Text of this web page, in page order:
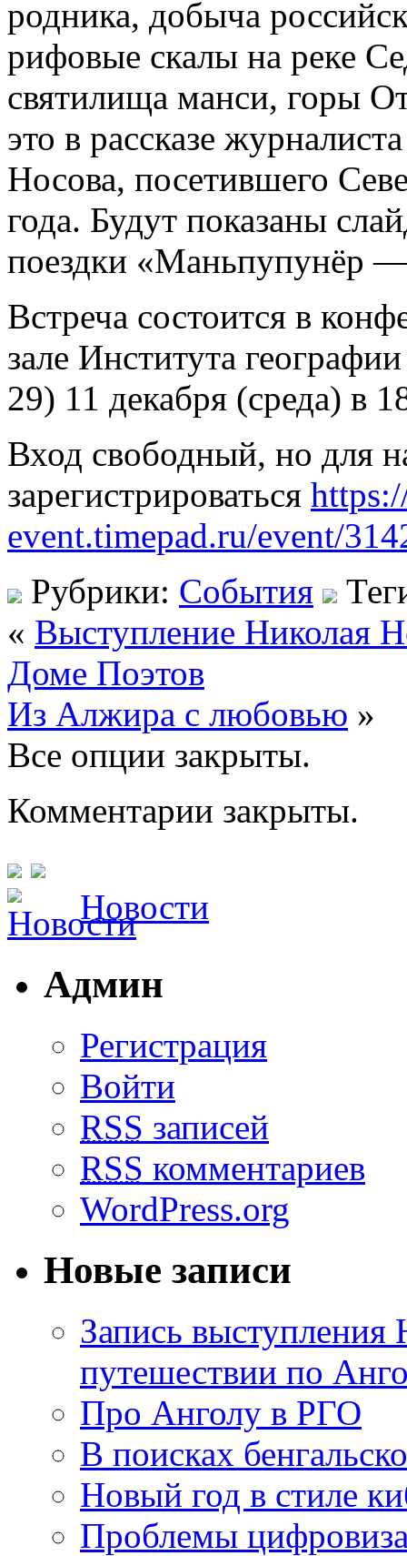
родника, добыча
рифовые скалы на реке
святилища манси, горы
это в рассказе
Носова, посетившего
года. Будут показаны
поездки «Маньпупунёр
Встреча состоится в
зале Института
29) 11 декабря (среда) в
Вход свободный, но для
зарегистрироваться
event.timepad.ru/event/
Рубрики: События
« Выступление Николая
Доме Поэтов
Из Алжира с любовью »
Все опции закрыты.
Комментарии закрыты.
Новости
Админ
Регистрация
Войти
RSS записей
RSS комментариев
WordPress.org
Новые записи
Запись
путешествии по
Про Анголу в РГО
В поисках
Новый год в стиле
Проблемы